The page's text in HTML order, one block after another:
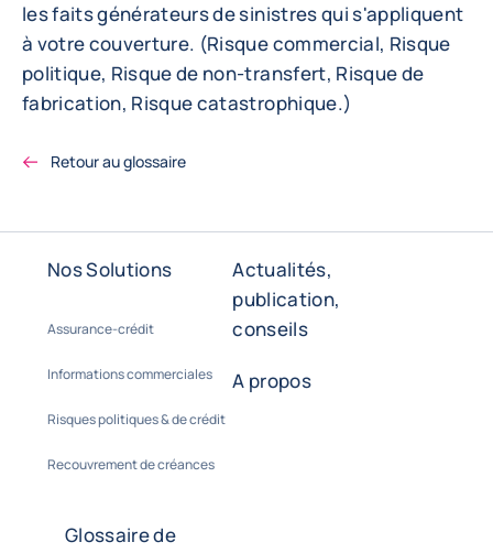
les faits générateurs de sinistres qui s'appliquent
à votre couverture. (Risque commercial, Risque
politique, Risque de non-transfert, Risque de
fabrication, Risque catastrophique.)
Retour au glossaire
Nos Solutions
Assurance-crédit
Informations commerciales
Risques politiques & de crédit
Recouvrement de créances
Actualités,
publication,
conseils
A propos
Glossaire de